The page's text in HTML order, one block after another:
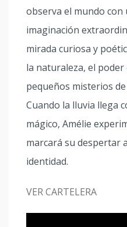
observa el mundo con
imaginación
mirada curiosa y
la naturaleza, el
pequeños misterios
Cuando la lluvia llega
mágico, Amélie
marcará su despertar
identidad.
VER CARTELERA